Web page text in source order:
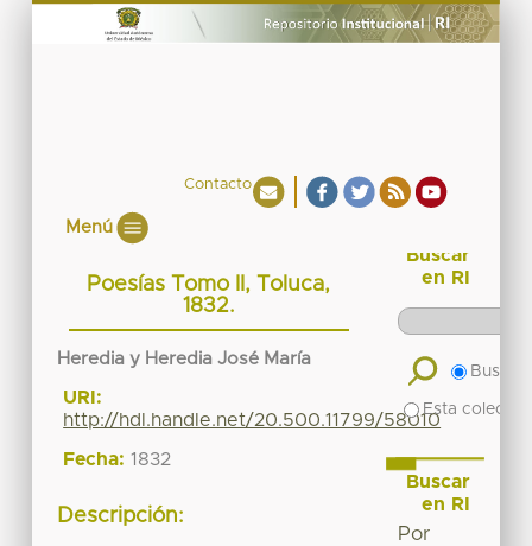
Contacto
Menú
Poesías Tomo II, Toluca,
1832.
Heredia y Heredia José María
URI:
http://hdl.handle.net/20.500.11799/58010
Fecha: 1832
Descripción:
Buscar
en RI
Buscar
Esta
Buscar
en RI
Por